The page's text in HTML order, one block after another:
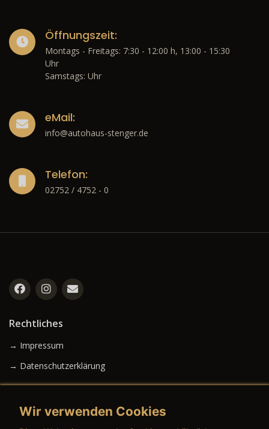
Öffnungszeit:
Montags - Freitags: 7:30 - 12:00 h, 13:00 - 15:30
Uhr
Samstags: Uhr
eMail:
info@autohaus-stenger.de
Telefon:
02752 / 4752 - 0
Rechtliches
→ Impressum
→ Datenschutzerklärung
Wir verwenden Cookies